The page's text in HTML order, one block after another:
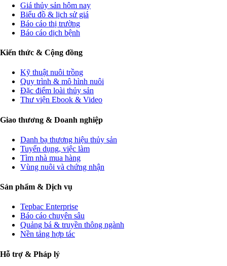
Giá thủy sản hôm nay
Biểu đồ & lịch sử giá
Báo cáo thị trường
Báo cáo dịch bệnh
Kiến thức & Cộng đồng
Kỹ thuật nuôi trồng
Quy trình & mô hình nuôi
Đặc điểm loài thủy sản
Thư viện Ebook & Video
Giao thương & Doanh nghiệp
Danh bạ thương hiệu thủy sản
Tuyển dụng, việc làm
Tìm nhà mua hàng
Vùng nuôi và chứng nhận
Sản phẩm & Dịch vụ
Tepbac Enterprise
Báo cáo chuyên sâu
Quảng bá & truyền thông ngành
Nền tảng hợp tác
Hỗ trợ & Pháp lý